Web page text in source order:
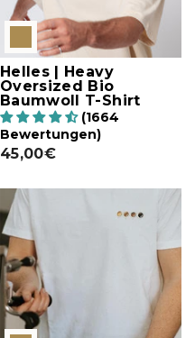
Helles | Heavy
Oversized Bio
Baumwoll T-Shirt
(1664
Bewertungen)
45,00€